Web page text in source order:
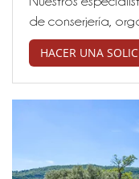
de conserjería,
HACER UNA